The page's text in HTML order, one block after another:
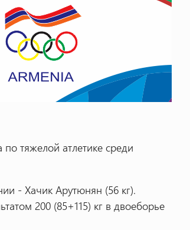
тяжелой атлетике среди
- Хачик Арутюнян (56 кг).
200 (85+115) кг в двоеборье